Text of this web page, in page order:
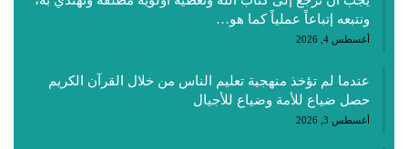
ونتبعه إتباعاً عملياً كما هو…
أغسطس 4, 2026
عندما لم تؤخذ منهجية تعليم الناس من خلال القرآن الكريم
حصل ضياع للأمة وضياع للأجيال
أغسطس 3, 2026